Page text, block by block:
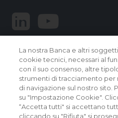
© 2026 Banca
Tutti i
La nostra Banca e altri
cookie tecnici, necessari al
con il suo consenso, altre
strumenti di tracciamento per
di navigazione sul nostro sito.
su "Impostazione Cookie".
“Accetta tutti" si accettano
cliccando su "Rifiuta" si